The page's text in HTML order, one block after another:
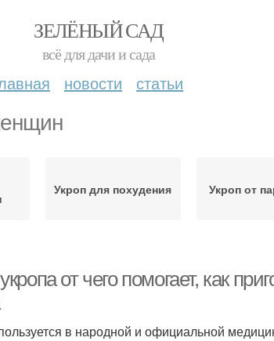
ЗЕЛЁНЫЙ САД
всё для дачи и сада
новости статьи
Укроп для похудения Укроп от
от чего помогает, как
в народной и официальной